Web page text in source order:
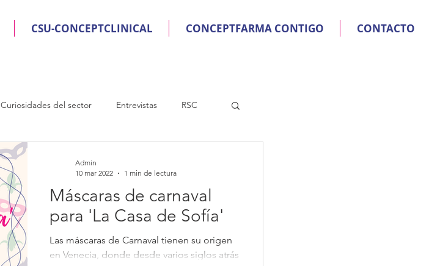
CSU-CONCEPTCLINICAL CONCEPTFARMA CONTIGO CONTACTO
Curiosidades del sector Entrevistas RSC
Máscaras de carnaval
para 'La Casa de Sofía'
Las máscaras de Carnaval tienen su origen
en Venecia, donde desde varios siglos atrás
Admin
10 mar 2022
1 min de lectura